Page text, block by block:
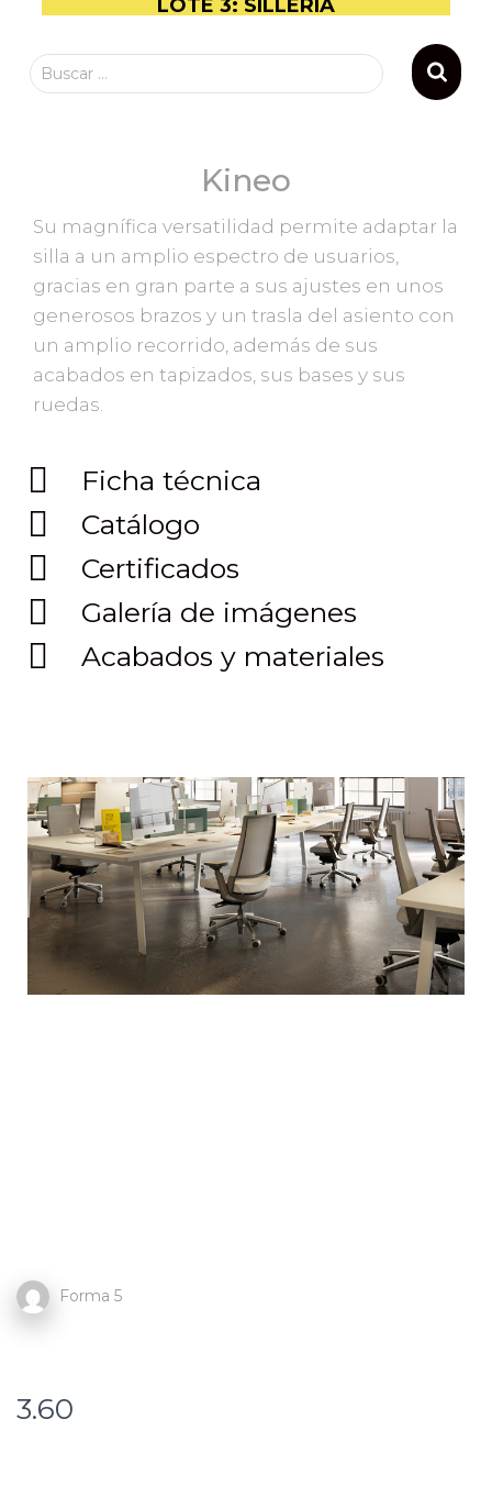
LOTE 3: SILLERIA
Buscar …
Kineo
Su magnífica versatilidad permite adaptar la
silla a un amplio espectro de usuarios,
gracias en gran parte a sus ajustes en unos
generosos brazos y un trasla del asiento con
un amplio recorrido, además de sus
acabados en tapizados, sus bases y sus
ruedas.
Ficha técnica
Catálogo
Certificados
Galería de imágenes
Acabados y materiales
Forma 5
3.60